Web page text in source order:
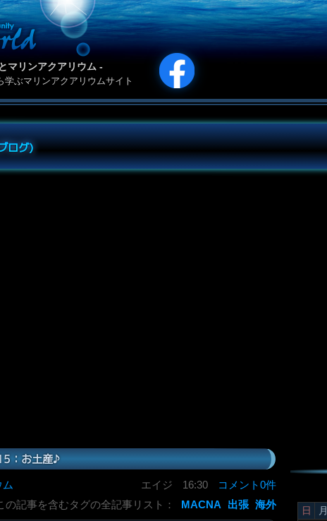
マリンアクアリウム -
ぶマリンアクアリウムサイト
ログ)
：お土産♪
エイジ 16:30
コメント0件
の記事を含むタグの全記事リスト：
MACNA 出張 海外 日 月